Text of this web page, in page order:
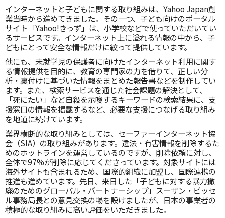
インターネットと子どもに関する取り組みは、Yahoo Japan創
業当時から進めてきました。その一つ、子ども向けのポータル
サイト「Yahoo!きっず」は、小学校などで使っていただいてい
るサービスです。インターネット上に溢れる情報の中から、子
どもにとって安全な情報だけに絞って提供しています。
他にも、未就学児の保護者に向けたインターネット利用に関す
る情報提供を目的に、教育の専門家の力を借りて、正しい分
析・裏付けに基づいた情報をまとめた報告書などを制作してい
ます。また、検索サービスを通じた社会課題の解決として、
「死にたい」など自殺を示唆するキーワードの検索結果に、支
援窓口の情報を掲載するなど、必要な支援につなげる取り組み
を地道に続けています。
業界横断的な取り組みとしては、セーファーインターネット協
会（SIA）の取り組みがあります。違法・有害情報を削除するた
めのホットラインを運営しているのですが、削除依頼に対し、
全体で97%が削除に応じてくださっています。対象サイトには
海外サイトも含まれるため、国際的組織に加盟し、国際連携の
推進も進めています。先日、来日した「子どもに対する暴力撤
廃のためのグローバル・パートナーシップ」スーザン・ビッセ
ル事務局長との意見交換の場を設けましたが、日本の事業者の
積極的な取り組みに高い評価をいただきました。